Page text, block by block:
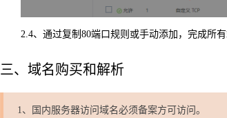
2.4、通过复制80端口规则或手动添加，完成所
三、域名购买和解析
1、国内服务器访问域名必须备案方可访问。